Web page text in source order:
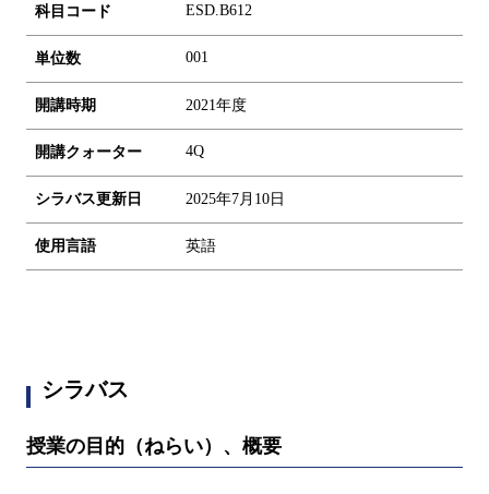
科目コード ESD.B612
単位数 001
開講時期 2021年度
開講クォーター 4Q
シラバス更新日 2025年7月10日
使用言語 英語
シラバス
授業の目的（ねらい）、概要